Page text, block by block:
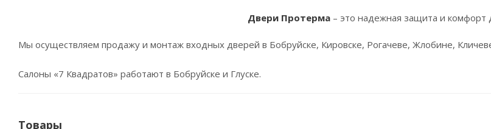
Двери Протерма– это надежная защита и комфорт
Мы осуществляем продажу и монтаж входных дверей в Бобруйске, Кировске, Рогачеве, Жлобине,
Салоны «7 Квадратов» работают в Бобруйске и Глуске.
Товары